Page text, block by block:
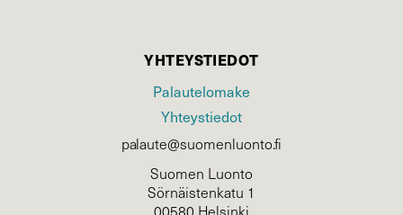
YHTEYSTIEDOT
Palautelomake
Yhteystiedot
palaute@suomenluonto.fi
Suomen Luonto
Sörnäistenkatu 1
00580 Helsinki